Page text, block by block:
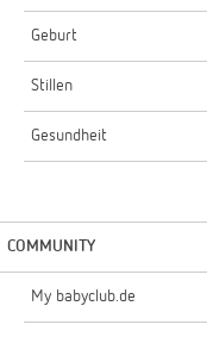
Geburt
Stillen
Gesundheit
COMMUNITY
My babyclub.de